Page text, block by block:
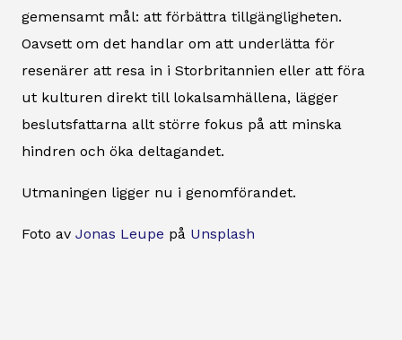
gemensamt mål: att förbättra tillgängligheten.
Oavsett om det handlar om att underlätta för
resenärer att resa in i Storbritannien eller att föra
ut kulturen direkt till lokalsamhällena, lägger
beslutsfattarna allt större fokus på att minska
hindren och öka deltagandet.
Utmaningen ligger nu i genomförandet.
Foto av Jonas Leupe på Unsplash